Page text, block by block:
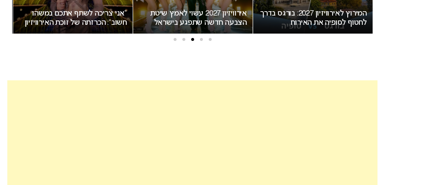
המירוץ לאירוויזיון 2027: בורגס בדרך
לחטוף לסופיה את האירוח
אירוויזיון 2027 עשוי לאמץ שיטת
הצבעה חדשה שתפגע בישראל
“אני צריכה לשתף אתכם במשהו
חשוב”: הכרזתה של זוכת האירוויזיון
מסעירה את הרשת